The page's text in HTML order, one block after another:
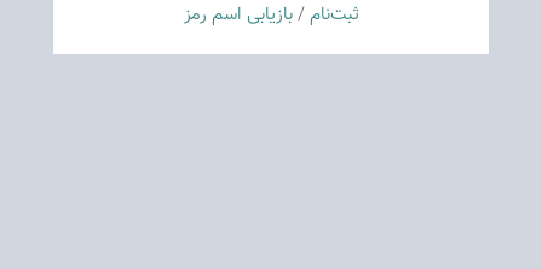
ثبت‌نام/بازیابی اسم رمز